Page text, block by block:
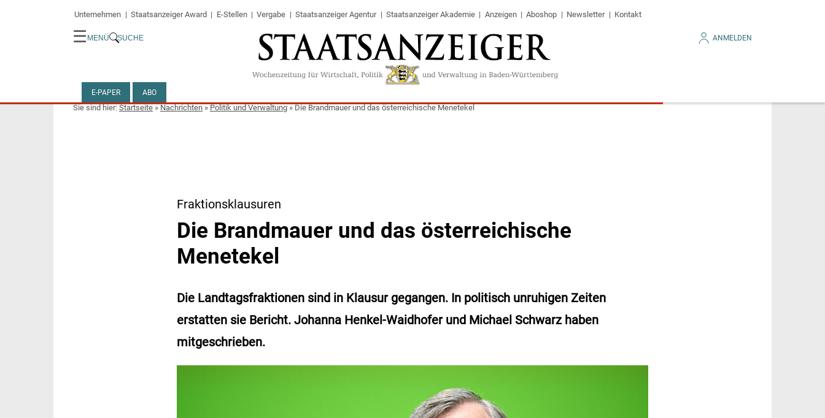
Unternehmen Staatsanzeiger Award E-Stellen Vergabe Staatsanzeiger Agentur Staatsanzeiger Akademie Anzeigen Aboshop Newsletter Kontakt
☰ MENÜ SUCHE ANMELDEN
E-PAPER ABO
Startseite»Nachrichten»Politik und Verwaltung»Die Brandmauer und das österreichische Menetekel
Fraktionsklausuren
Die Brandmauer und das österreichische
Menetekel
Die Landtagsfraktionen sind in Klausur gegangen. In politisch unruhigen Zeiten
erstatten sie Bericht. Johanna Henkel-Waidhofer und Michael Schwarz haben
mitgeschrieben.